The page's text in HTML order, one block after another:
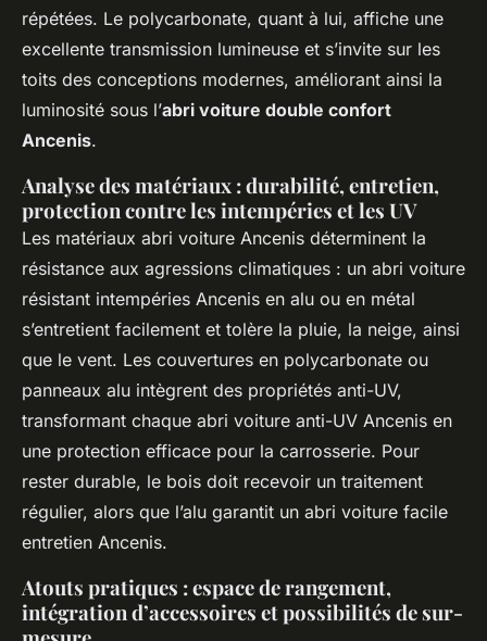
répétées. Le polycarbonate, quant à lui, affiche une
excellente transmission lumineuse et s’invite sur les
toits des conceptions modernes, améliorant ainsi la
luminosité sous l’abri voiture double confort
Ancenis.
Analyse des matériaux : durabilité, entretien,
protection contre les intempéries et les UV
Les matériaux abri voiture Ancenis déterminent la
résistance aux agressions climatiques : un abri voiture
résistant intempéries Ancenis en alu ou en métal
s’entretient facilement et tolère la pluie, la neige, ainsi
que le vent. Les couvertures en polycarbonate ou
panneaux alu intègrent des propriétés anti-UV,
transformant chaque abri voiture anti-UV Ancenis en
une protection efficace pour la carrosserie. Pour
rester durable, le bois doit recevoir un traitement
régulier, alors que l’alu garantit un abri voiture facile
entretien Ancenis.
Atouts pratiques : espace de rangement,
intégration d’accessoires et possibilités de sur-